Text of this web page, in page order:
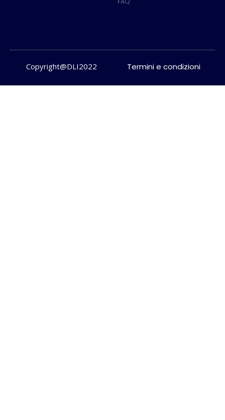
Copyright@DLI2022 Termini e condizioni